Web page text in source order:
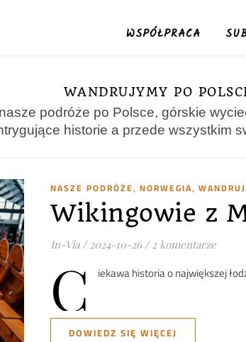
WSPÓŁPRACA
WANDRUJYMY PO
podróże po Polsce, górskie
historie a przede wszystkim
NASZE PODRÓŻE, NORWEGIA,
Wikingowie z
In-Via / 2024-10-26 / 2 komentarze
C iekawa historia o największej
DOWIEDZ SIĘ WIĘCEJ